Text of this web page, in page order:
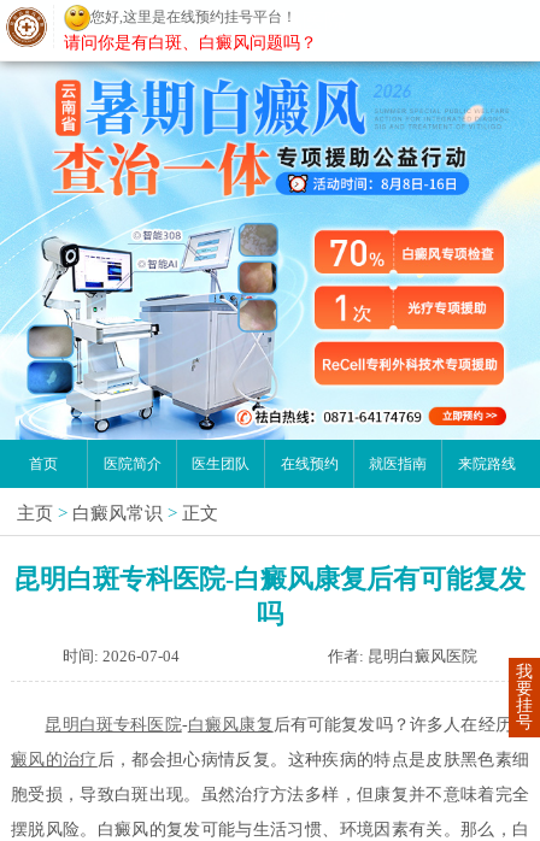
昆明白癜风医院
首页 医院简介 医生团队 在线预约 就医指南 来院路线
主页 > 白癜风常识 > 正文
昆明白斑专科医院-白癜风康复后有可能复发
吗
时间: 2026-07-04 作者: 昆明白癜风医院
昆明白斑专科医院-白癜风康复 后有可能复发吗？许多人在经历 白
癜风的治疗 后，都会担心病情反复。这种疾病的特点是皮肤黑色素细
胞受损，导致白斑出现。虽然治疗方法多样，但康复并不意味着完全
摆脱风险。白癜风的复发可能与生活习惯、环境因素有关。那么，白
我
要
挂
号
您好,这里是在线预约挂号平台！
请问你是有白斑、白癜风问题吗？